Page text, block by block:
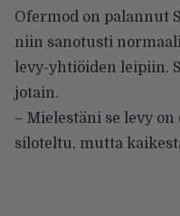
Ofermod on palannut
niin sanotusti
levy-yhtiöiden leipiin.
jotain.
– Mielestäni se levy
siloteltu, mutta